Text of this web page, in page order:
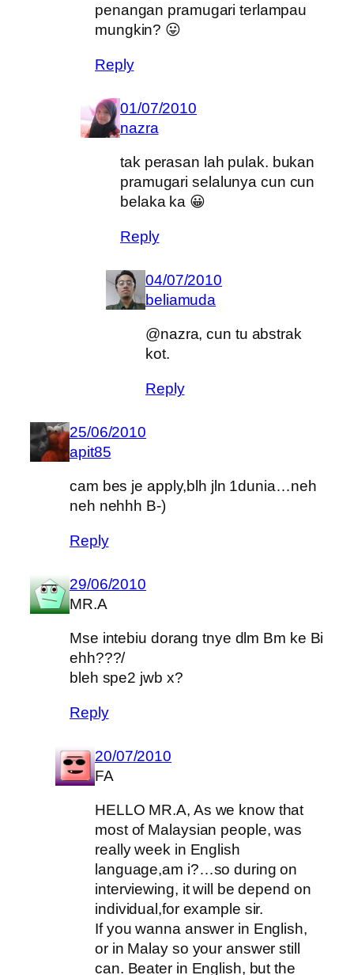
penangan pramugari terlampau
mungkin? 😛
Reply
01/07/2010
nazra
tak perasan lah pulak. bukan
pramugari selalunya cun cun
belaka ka 😀
Reply
04/07/2010
beliamuda
@nazra, cun tu abstrak
kot.
Reply
25/06/2010
apit85
cam bes je apply,blh jln 1dunia…neh
neh nehhh B-)
Reply
29/06/2010
MR.A
Mse intebiu dorang tnye dlm Bm ke Bi
ehh???/
bleh spe2 jwb x?
Reply
20/07/2010
FA
HELLO MR.A, As we know that
most of Malaysian people, was
really week in English
language,am i?…so during on
interviewing, it will be depend on
individual,for example sir.
If you wanna answer in English,
or in Malay so your answer still
can. Beater in English, but the